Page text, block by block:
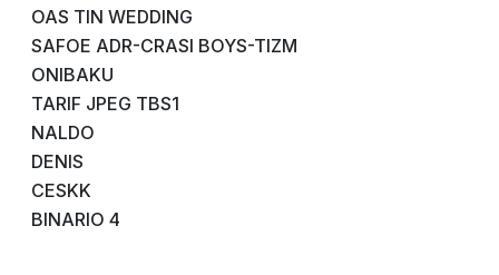
OAS TIN WEDDING
SAFOE ADR-CRASI BOYS-TIZM
ONIBAKU
TARIF JPEG TBS1
NALDO
DENIS
CESKK
BINARIO 4